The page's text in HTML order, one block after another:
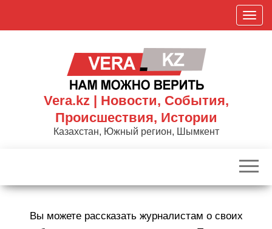
П
о
к
р
Vera.kz | Новости, События,
Происшествия, Истории
Казахстан, Южный регион, Шымкент
Вы можете рассказать журналистам о своих